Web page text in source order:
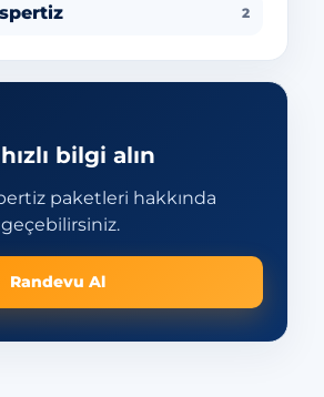
2
bilgi alın
paketleri hakkında
Randevu Al